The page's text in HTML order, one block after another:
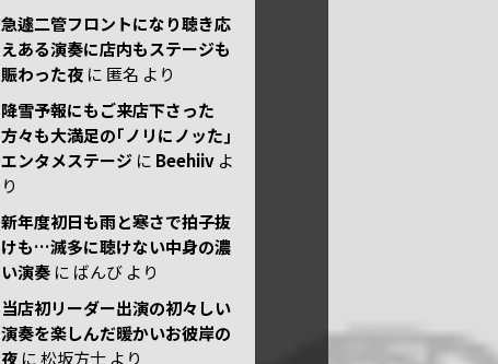
急遽二管フロントになり聴き応
えある演奏に店内もステージも
賑わった夜 に 匿名 より
降雪予報にもご来店下さった
方々も大満足の｢ノリにノッた｣
エンタメステージ に Beehiiv よ
り
新年度初日も雨と寒さで拍子抜
けも…滅多に聴けない中身の濃
い演奏 に ばんび より
当店初リーダー出演の初々しい
演奏を楽しんだ暖かいお彼岸の
夜 に松坂方士 より